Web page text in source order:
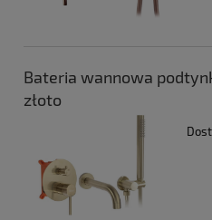
Bateria wannowa
złoto